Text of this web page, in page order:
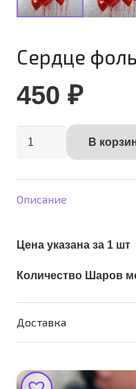
Сердце
450 ₽
Количество
В
Alternative:
Описание
Цена указана за 1 шт
Количество Шаров
Доставка